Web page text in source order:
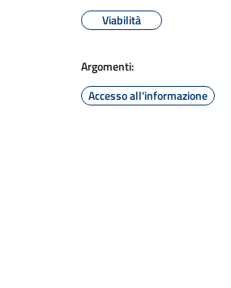
Viabilità
Argomenti:
Accesso all'informazione